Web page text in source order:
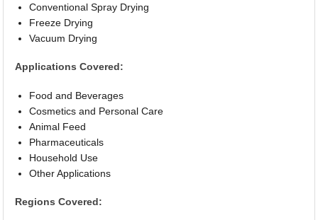
Conventional Spray Drying
Freeze Drying
Vacuum Drying
Applications Covered:
Food and Beverages
Cosmetics and Personal Care
Animal Feed
Pharmaceuticals
Household Use
Other Applications
Regions Covered: